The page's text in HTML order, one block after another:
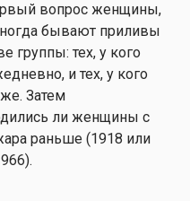
вопрос женщины,
бывают приливы
группы: тех, у кого
и тех, у кого
Затем
ли женщины с
раньше (1918 или